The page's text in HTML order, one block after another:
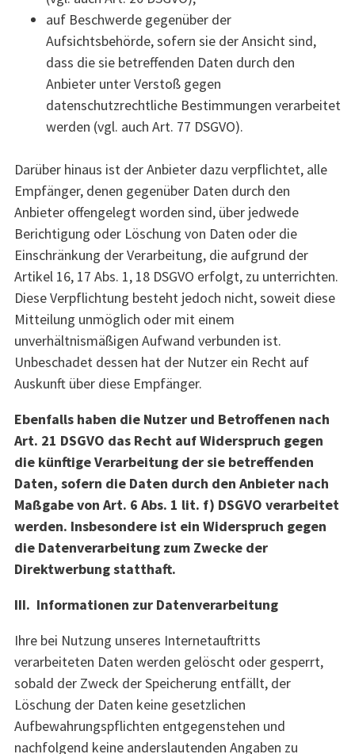
auf Beschwerde gegenüber der
Aufsichtsbehörde, sofern sie der Ansicht sind,
dass die sie betreffenden Daten durch den
Anbieter unter Verstoß gegen
datenschutzrechtliche Bestimmungen verarbeitet
werden (vgl. auch Art. 77 DSGVO).
Darüber hinaus ist der Anbieter dazu verpflichtet, alle
Empfänger, denen gegenüber Daten durch den
Anbieter offengelegt worden sind, über jedwede
Berichtigung oder Löschung von Daten oder die
Einschränkung der Verarbeitung, die aufgrund der
Artikel 16, 17 Abs. 1, 18 DSGVO erfolgt, zu unterrichten.
Diese Verpflichtung besteht jedoch nicht, soweit diese
Mitteilung unmöglich oder mit einem
unverhältnismäßigen Aufwand verbunden ist.
Unbeschadet dessen hat der Nutzer ein Recht auf
Auskunft über diese Empfänger.
Ebenfalls haben die Nutzer und Betroffenen nach
Art. 21 DSGVO das Recht auf Widerspruch gegen
die künftige Verarbeitung der sie betreffenden
Daten, sofern die Daten durch den Anbieter nach
Maßgabe von Art. 6 Abs. 1 lit. f) DSGVO verarbeitet
werden. Insbesondere ist ein Widerspruch gegen
die Datenverarbeitung zum Zwecke der
Direktwerbung statthaft.
III. Informationen zur Datenverarbeitung
Ihre bei Nutzung unseres Internetauftritts
verarbeiteten Daten werden gelöscht oder gesperrt,
sobald der Zweck der Speicherung entfällt, der
Löschung der Daten keine gesetzlichen
Aufbewahrungspflichten entgegenstehen und
nachfolgend keine anderslautenden Angaben zu